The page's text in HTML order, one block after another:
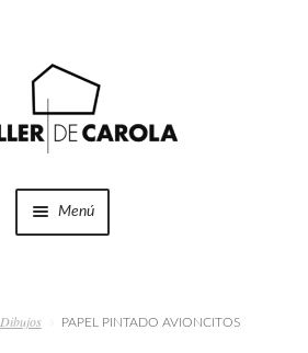
Menú
Dibujos
PAPEL PINTADO AVIONCITOS